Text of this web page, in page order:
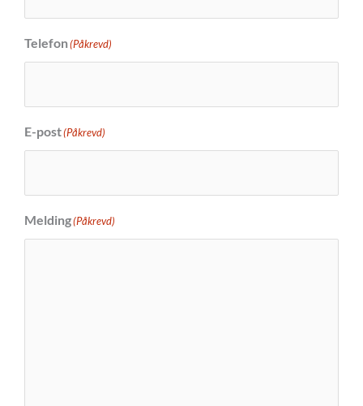
Telefon(Påkrevd)
E-post(Påkrevd)
Melding(Påkrevd)